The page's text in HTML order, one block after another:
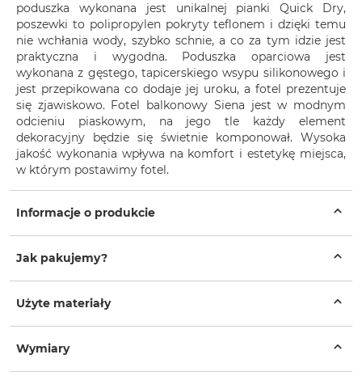
poduszka wykonana jest unikalnej pianki Quick Dry,
poszewki to polipropylen pokryty teflonem i dzięki temu
nie wchłania wody, szybko schnie, a co za tym idzie jest
praktyczna i wygodna. Poduszka oparciowa jest
wykonana z gęstego, tapicerskiego wsypu silikonowego i
jest przepikowana co dodaje jej uroku, a fotel prezentuje
się zjawiskowo. Fotel balkonowy Siena jest w modnym
odcieniu piaskowym, na jego tle każdy element
dekoracyjny będzie się świetnie komponował. Wysoka
jakość wykonania wpływa na komfort i estetykę miejsca,
w którym postawimy fotel.
Informacje o produkcie
Jak pakujemy?
Użyte materiały
Wymiary